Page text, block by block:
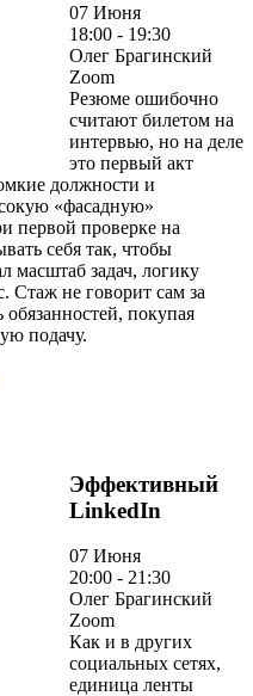
07 Июня
18:00 - 19:30
Олег Брагинский
Zoom
Резюме ошибочно
считают билетом на
интервью, но на деле
это первый акт
должности и
«фасадную»
первой проверке на
себя так, чтобы
масштаб задач, логику
Стаж не говорит сам за
покупая
подачу.
Эффективный
LinkedIn
07 Июня
20:00 - 21:30
Олег Брагинский
Zoom
Как и в других
социальных сетях,
единица ленты